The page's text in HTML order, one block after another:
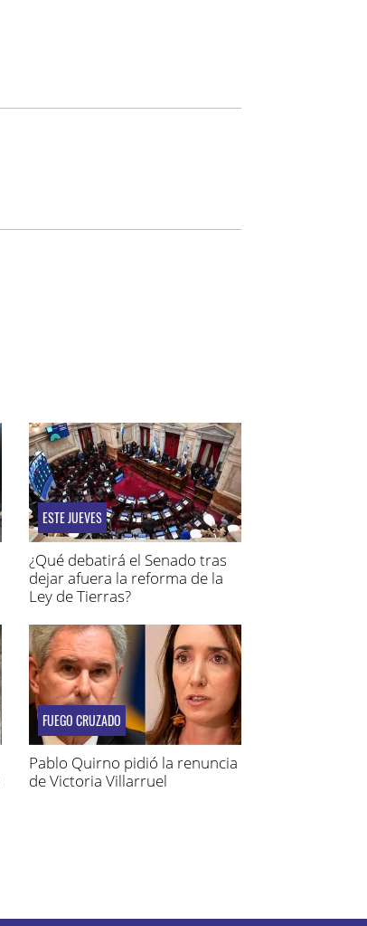
ESTE JUEVES
¿Qué debatirá el Senado tras
dejar afuera la reforma de la
Ley de Tierras?
FUEGO CRUZADO
Pablo Quirno pidió la renuncia
de Victoria Villarruel